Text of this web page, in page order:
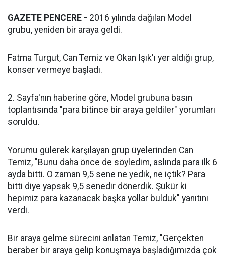
GAZETE PENCERE - 2016 yılında dağılan Model
grubu, yeniden bir araya geldi.
Fatma Turgut, Can Temiz ve Okan Işık'ı yer aldığı grup,
konser vermeye başladı.
2. Sayfa'nın haberine göre, Model grubuna basın
toplantısında "para bitince bir araya geldiler" yorumları
soruldu.
Yorumu gülerek karşılayan grup üyelerinden Can
Temiz, "Bunu daha önce de söyledim, aslında para ilk 6
ayda bitti. O zaman 9,5 sene ne yedik, ne içtik? Para
bitti diye yapsak 9,5 senedir dönerdik. Şükür ki
hepimiz para kazanacak başka yollar bulduk" yanıtını
verdi.
Bir araya gelme sürecini anlatan Temiz, "Gerçekten
beraber bir araya gelip konuşmaya başladığımızda çok